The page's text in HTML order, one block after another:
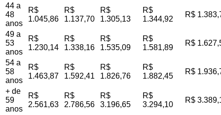
44 a
48
anos
R$
1.045,86
R$
1.137,70
R$
1.305,13
R$
1.344,92
R$
49 a
53
anos
R$
1.230,14
R$
1.338,16
R$
1.535,09
R$
1.581,89
R$
54 a
58
anos
R$
1.463,87
R$
1.592,41
R$
1.826,76
R$
1.882,45
R$
+ de
59
anos
R$
2.561,63
R$
2.786,56
R$
3.196,65
R$
3.294,10
R$